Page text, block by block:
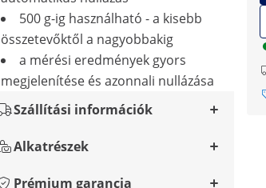
500 g-ig használható - a kisebb
összetevőktől a nagyobbakig
a mérési eredmények gyors
megjelenítése és azonnali nullázása
Szállítási információk
Alkatrészek
Prémium garancia